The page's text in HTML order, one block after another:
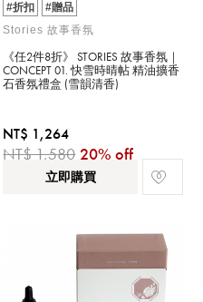
#折扣
#贈品
Stories 故事香氛
《任2件8折》 STORIES 故事香氛｜
CONCEPT 01. 快雪時晴帖 精油擴香
石香氛禮盒 (雪韻清香)
NT$ 1,264
NT$ 1,580 20% off
立即購買